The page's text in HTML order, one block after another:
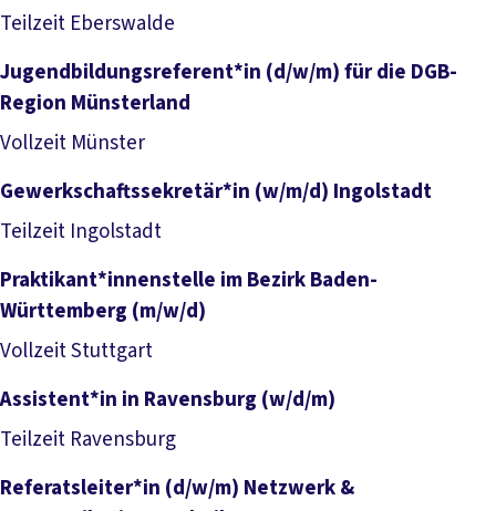
Teilzeit Eberswalde
Jugendbildungsreferent*in (d/w/m) für die DGB-
Region Münsterland
Vollzeit MünsterJob anzeigen
Gewerkschaftssekretär*in (w/m/d) Ingolstadt
Teilzeit IngolstadtJob anzeigen
Praktikant*innenstelle im Bezirk Baden-
Württemberg (m/w/d)
VollzeitStuttgartJob anzeigen
Assistent*in in Ravensburg (w/d/m)
Teilzeit RavensburgJob anzeigen
Referatsleiter*in (d/w/m) Netzwerk &